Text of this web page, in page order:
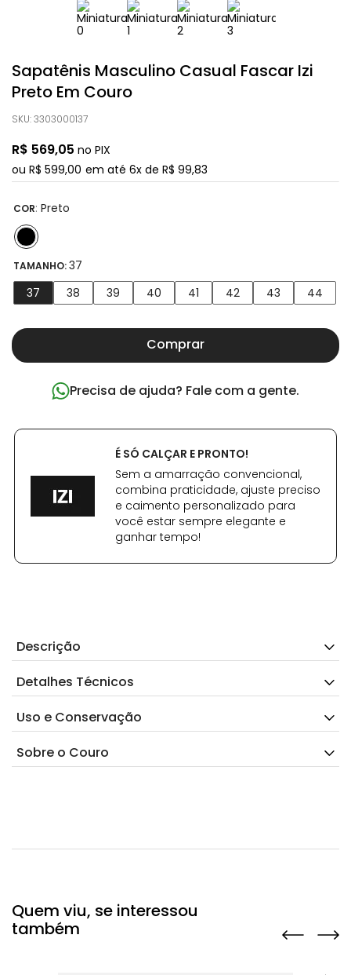
Sapatênis Masculino Casual Fascar Izi
Preto Em Couro
SKU:3303000137
R$ 569,05 no PIX
ou R$ 599,00 em até 6x de R$ 99,83
COR: Preto
TAMANHO:37
37
38 39 40 41 42 43 44
Comprar
Precisa de ajuda? Fale com a gente.
É SÓ CALÇAR E PRONTO!
Sem a amarração convencional,
combina praticidade, ajuste preciso
e caimento personalizado para
você estar sempre elegante e
ganhar tempo!
Descrição
Detalhes Técnicos
Uso e Conservação
Sobre o Couro
Quem viu, se interessou
também